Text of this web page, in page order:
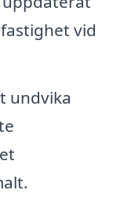
vid
undvika